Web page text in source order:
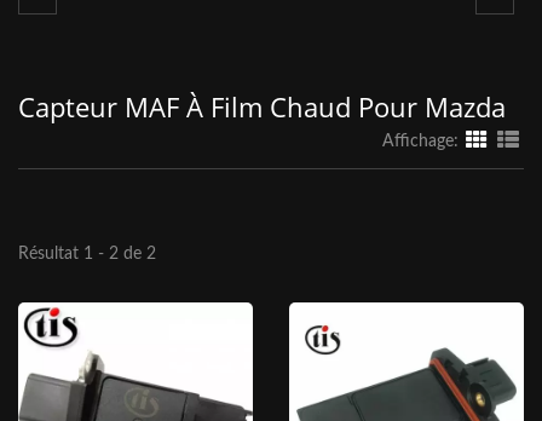
Capteur MAF À Film Chaud Pour Mazda
Affichage:
Résultat 1 - 2 de 2